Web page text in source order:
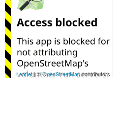
Leaflet| ©OpenStreetMapcontributors